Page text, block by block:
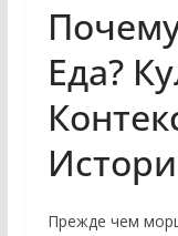
Еда?
Прежде чем